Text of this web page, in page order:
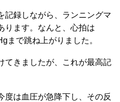
記録しながら、ランニングマ
ります。なんと、心拍は
まで跳ね上がりました。
てきましたが、これが最高記
度は血圧が急降下し、その反